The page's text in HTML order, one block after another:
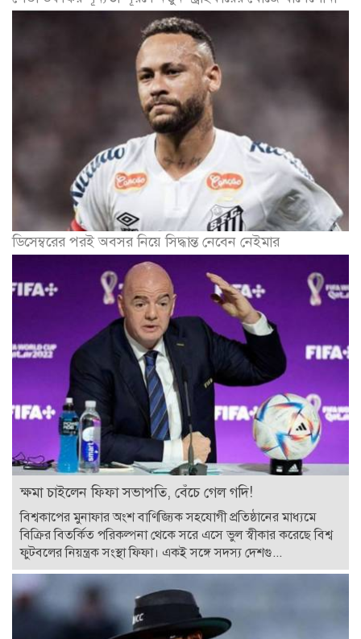
ডিসেম্বরের পরই অবসর নিয়ে সিদ্ধান্ত নেবেন নেইমার
ক্ষমা চাইলেন ফিফা সভাপতি, বেঁচে গেল গদি!
বিশ্বকাপের মুনাফার অংশ বাণিজ্যিক সহযোগী প্রতিষ্ঠানের মাধ্যমে
বিক্রির বিতর্কিত পরিকল্পনা থেকে সরে এসে ভুল স্বীকার করেছে বিশ্ব
ফুটবলের নিয়ন্ত্রক সংস্থা ফিফা। একই সঙ্গে সদস্য দেশগু...